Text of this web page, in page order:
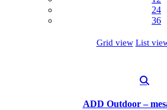
24
36
Grid view List
ADD Outdoor –